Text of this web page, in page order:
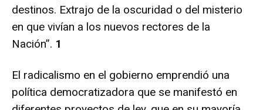
destinos. Extrajo de la oscuridad o del misterio
en que vivían a los nuevos rectores de la
Nación”. 1
El radicalismo en el gobierno emprendió una
política democratizadora que se manifestó en